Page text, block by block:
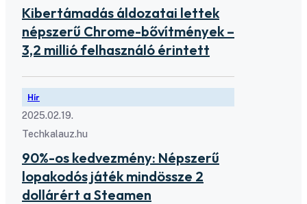
Kibertámadás áldozatai lettek
népszerű Chrome-bővítmények –
3,2 millió felhasználó érintett
Hír
2025.02.19.
Techkalauz.hu
90%-os kedvezmény: Népszerű
lopakodós játék mindössze 2
dollárért a Steamen